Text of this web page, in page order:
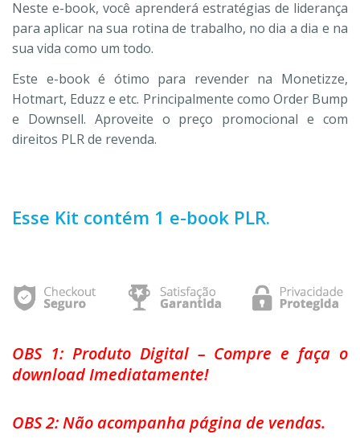
Neste e-book, você aprenderá estratégias de liderança
para aplicar na sua rotina de trabalho, no dia a dia e na
sua vida como um todo.
Este e-book é ótimo para revender na Monetizze,
Hotmart, Eduzz e etc. Principalmente como Order Bump
e Downsell. Aproveite o preço promocional e com
direitos PLR de revenda.
Esse Kit contém 1 e-book PLR.
OBS 1: Produto Digital – Compre e faça o
download Imediatamente!
OBS 2: Não acompanha página de vendas.